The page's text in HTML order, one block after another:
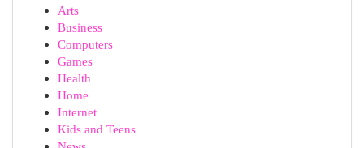
Arts
Business
Computers
Games
Health
Home
Internet
Kids and Teens